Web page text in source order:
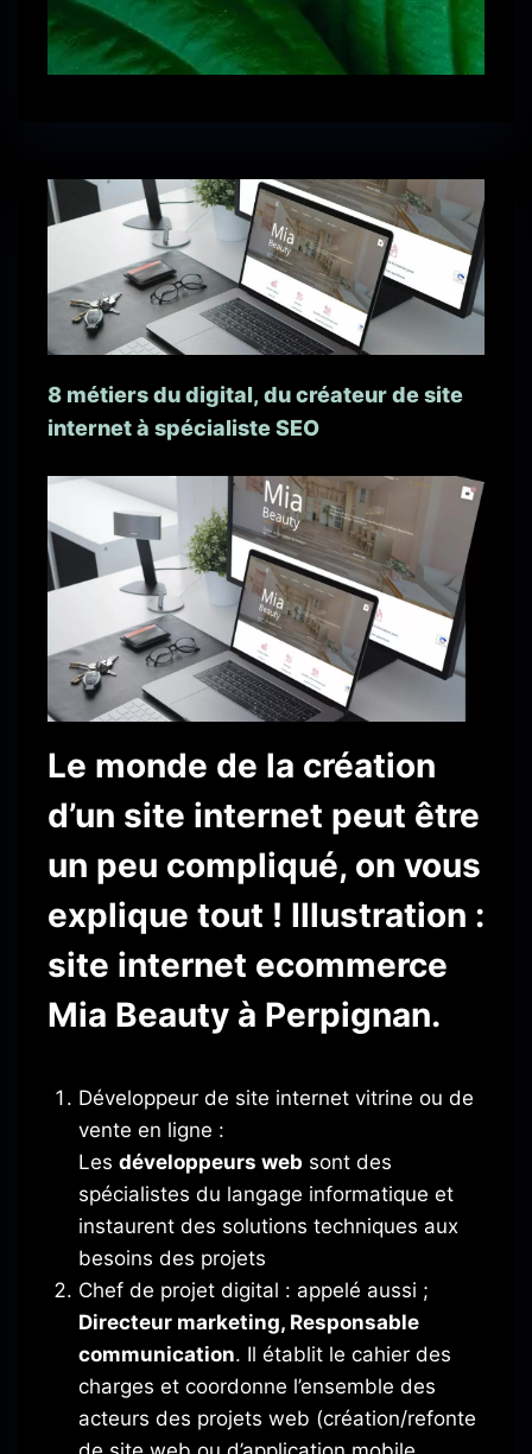
8 métiers du digital, du créateur de site
internet à spécialiste SEO
Le monde de la création
d’un site internet peut être
un peu compliqué, on vous
explique tout ! Illustration :
site internet ecommerce
Mia Beauty à Perpignan.
Développeur de site internet vitrine ou de
vente en ligne :
Les développeurs web sont des
spécialistes du langage informatique et
instaurent des solutions techniques aux
besoins des projets
Chef de projet digital : appelé aussi ;
Directeurmarketing, Responsable
communication. Il établit le cahier des
charges et coordonne l’ensemble des
acteurs des projets web (création/refonte